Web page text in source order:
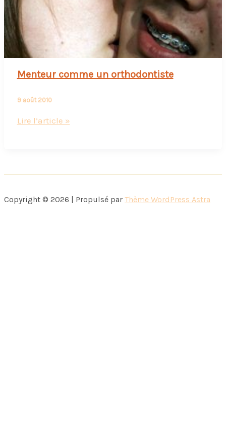
chambre
vide
Menteur comme un orthodontiste
9 août 2010
Menteur
Lire l’article »
Copyright © 2026 | Propulsé par Thème WordPress Astra